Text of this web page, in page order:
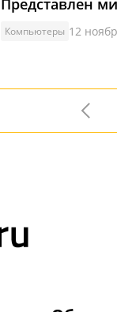
Представлен
Компьютеры 12